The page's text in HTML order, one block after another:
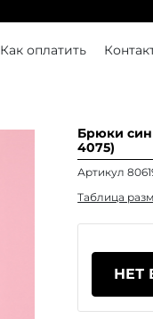
Как оплатить
Брюки
4075)
Артикул
Таблица
НЕТ